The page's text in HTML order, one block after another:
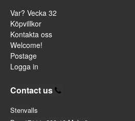
Var? Vecka 32
Köpvillkor
Kontakta oss
Welcome!
Postage
Logga in
Contact us
Stenvalls